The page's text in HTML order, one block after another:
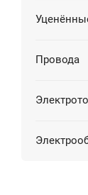
Провода